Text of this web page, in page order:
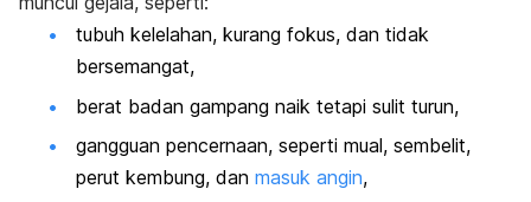
tubuh kelelahan, kurang fokus, dan tidak
bersemangat,
berat badan gampang naik tetapi sulit turun,
gangguan pencernaan, seperti mual, sembelit,
perut kembung, dan masuk angin,